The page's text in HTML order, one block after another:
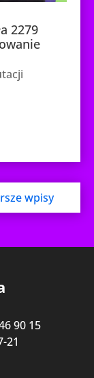
2279
wpisy
90 15
21